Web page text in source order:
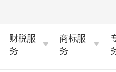
财税服
务
商标服
务